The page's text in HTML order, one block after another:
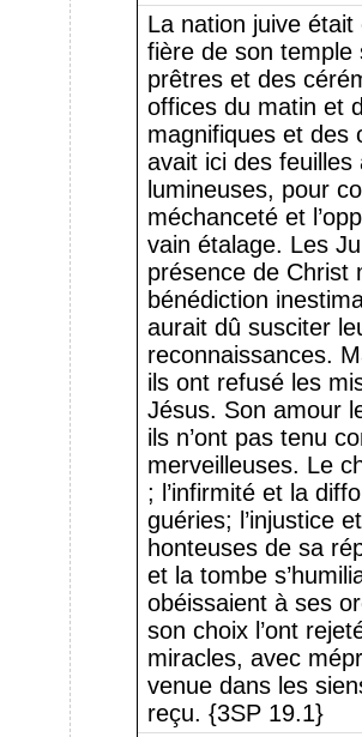
La nation juive
fière de son temple
prêtres et des
offices du matin et
magnifiques et des
avait ici des
lumineuses, pour
méchanceté et
vain étalage. Les
présence de Christ
bénédiction
aurait dû susciter
reconnaissances.
ils ont refusé les
Jésus. Son amour
ils n’ont pas tenu
merveilleuses. Le
; l’infirmité et la
guéries; l’injustice
honteuses de sa
et la tombe
obéissaient à ses
son choix l’ont
miracles, avec
venue dans les
reçu. {3SP 19.1}